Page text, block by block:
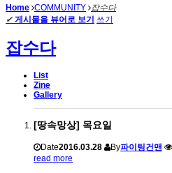
Home COMMUNITY
잡수다
✔ 게시물을 뷰어로 보기 쓰기
잡수다
List
Zine
Gallery
[땅속망상] 목요일
Date2016.03.28 By파이팅건맨
read more